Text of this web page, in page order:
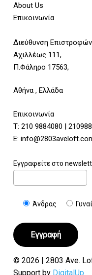
About Us
Επικοινωνία
Διεύθυνση Επιστροφών
Αχιλλέως 111,
Π.Φάληρο 17563,
Αθήνα , Ελλάδα
Επικοινωνία
Τ: 210 9884080 |
E:
Εγγραφείτε στο
Άνδρας
© 2026 | 2803 Ave.
Support by DigitalUp